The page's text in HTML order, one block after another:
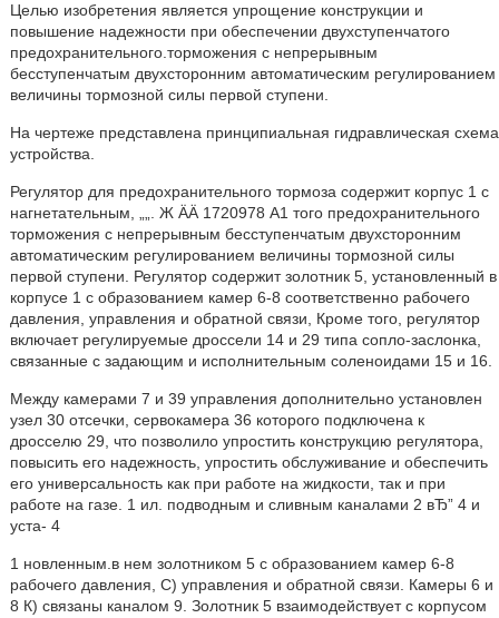
Целью изобретения является упрощение конструкции и
повышение надежности при обеспечении двухступенчатого
предохранительного.торможения с непрерывным
бесступенчатым двухсторонним автоматическим регулированием
величины тормозной силы первой ступени.
На чертеже представлена принципиальная гидравлическая схема
устройства.
Регулятор для предохранительного тормоза содержит корпус 1 с
нагнетательным, „„. Ж ÄÄ 1720978 А1 того предохранительного
торможения с непрерывным бесступенчатым двухсторонним
автоматическим регулированием величины тормозной силы
первой ступени. Регулятор содержит золотник 5, установленный в
корпусе 1 с образованием камер 6-8 соответственно рабочего
давления, управления и обратной связи, Кроме того, регулятор
включает регулируемые дроссели 14 и 29 типа сопло-заслонка,
связанные с задающим и исполнительным соленоидами 15 и 16.
Между камерами 7 и 39 управления дополнительно установлен
узел 30 отсечки, сервокамера 36 которого подключена к
дросселю 29, что позволило упростить конструкцию регулятора,
повысить его надежность, упростить обслуживание и обеспечить
его универсальность как при работе на жидкости, так и при
работе на газе. 1 ил. подводным и сливным каналами 2 вЂ” 4 и
уста- 4
1 новленным.в нем золотником 5 с образованием камер 6-8
рабочего давления, С) управления и обратной связи. Камеры 6 и
8 К) связаны каналом 9. Золотник 5 взаимодействует с корпусом